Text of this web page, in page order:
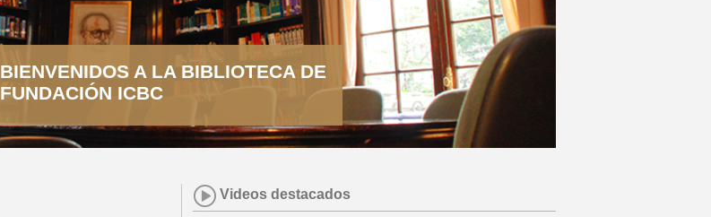
BIENVENIDOS A LA BIBLIOTECA DE
FUNDACIÓN ICBC
Videos destacados